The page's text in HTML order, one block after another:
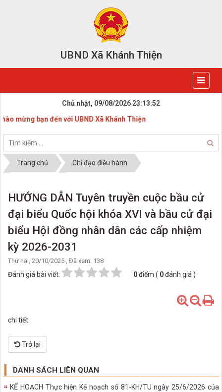
UBND Xã Khánh Thiện
Chủ nhật, 09/08/2026 23:13:53
mừng bạn đến với UBND Xã Khánh Thiện
Trang chủ Chỉ đạo điều hành
HƯỚNG DẪN Tuyên truyền cuộc bầu cử
đại biểu Quốc hội khóa XVI và bầu cử đại
biểu Hội đồng nhân dân các cấp nhiệm
kỳ 2026-2031
Thứ hai, 20/10/2025 , Đã xem: 138
Đánh giá bài viết: 0điểm ( 0đánh giá )
chi tiết
Trở lại
DANH SÁCH LIÊN QUAN
KẾ HOẠCH Thực hiện Kế hoạch số 81-KH/TU ngày 25/6/2026 của